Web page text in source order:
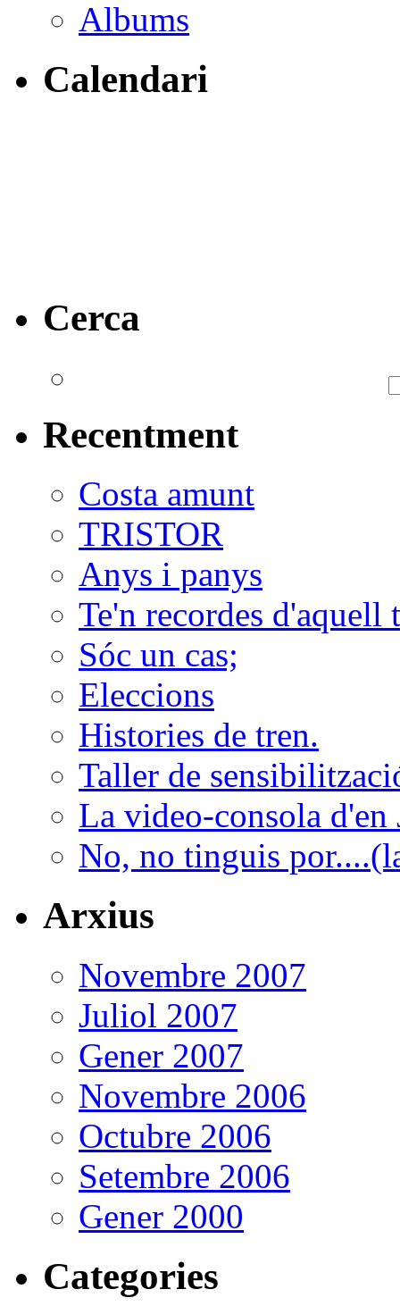
Albums
Calendari
Cerca
Recentment
Costa amunt
TRISTOR
Anys i panys
Te'n recordes d'aquell
Sóc un cas;
Eleccions
Histories de tren.
Taller de
La video-consola
No, no tinguis
Arxius
Novembre 2007
Juliol 2007
Gener 2007
Novembre 2006
Octubre 2006
Setembre 2006
Gener 2000
Categories